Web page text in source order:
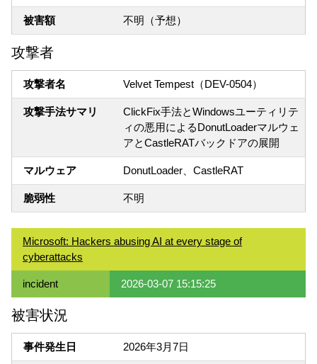
被害額 不明（予想）
攻撃者
攻撃者名 Velvet Tempest（DEV-0504）
攻撃手法サマリ
ClickFix手法とWindowsユーティリテ
ィの悪用によるDonutLoaderマルウェ
アとCastleRATバックドアの展開
マルウェア DonutLoader、CastleRAT
脆弱性 不明
Microsoft: Hackers abusing AI at every stage of
cyberattacks
incident 2026-03-07 15:15:25
被害状況
事件発生日 2026年3月7日